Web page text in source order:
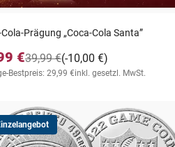
Prägung „Coca-Cola Santa”
€ (-10,00 €)
39,99 €
Bestpreis: 29,99 €inkl. gesetzl. MwSt.